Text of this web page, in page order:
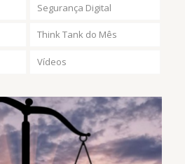
Segurança Digital
Think Tank do Mês
Vídeos